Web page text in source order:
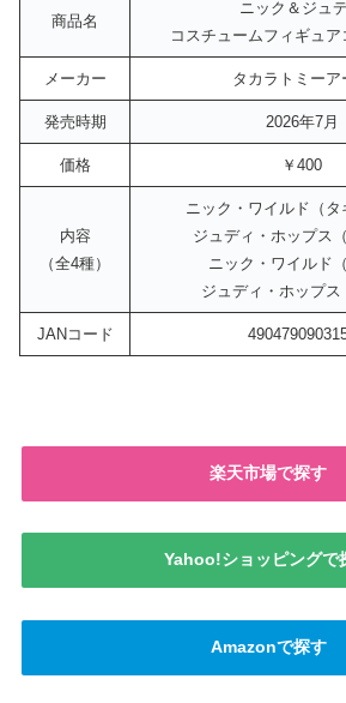
商品名
ニック＆ジュ
コスチュームフィギュ
メーカー タカラトミーア
発売時期 2026年7月
価格 ￥400
内容
（全4種）
ニック・ワイルド（タ
ジュディ・ホップス
ニック・ワイルド（
ジュディ・ホップス
JANコード
楽天市場で探す
Yahoo!ショッピングで
Amazonで探す